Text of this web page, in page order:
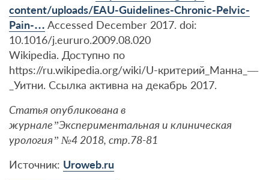
content/uploads/EAU-Guidelines-Chronic-Pelvic-
Pain-… Accessed December 2017. doi:
10.1016/j.eururo.2009.08.020
Wikipedia. Доступно по
https://ru.wikipedia.org/wiki/U-критерий_Манна_—
_Уитни. Ссылка активна на декабрь 2017.
Статья опубликована в
журнале”Экспериментальная и клиническая
урология” №4 2018, стр.78-81
Источник: Uroweb.ru